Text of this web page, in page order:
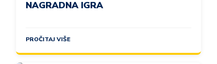
NAGRADNA IGRA
PROČITAJ VIŠE